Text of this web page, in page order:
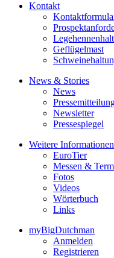
Kontakt
Geflügelmast
News & Stories
News
Newsletter
Pressespiegel
Weitere Informationen
EuroTier
Messen &
Fotos
Videos
Wörterbuch
Links
myBigDutchman
Anmelden
Registrieren